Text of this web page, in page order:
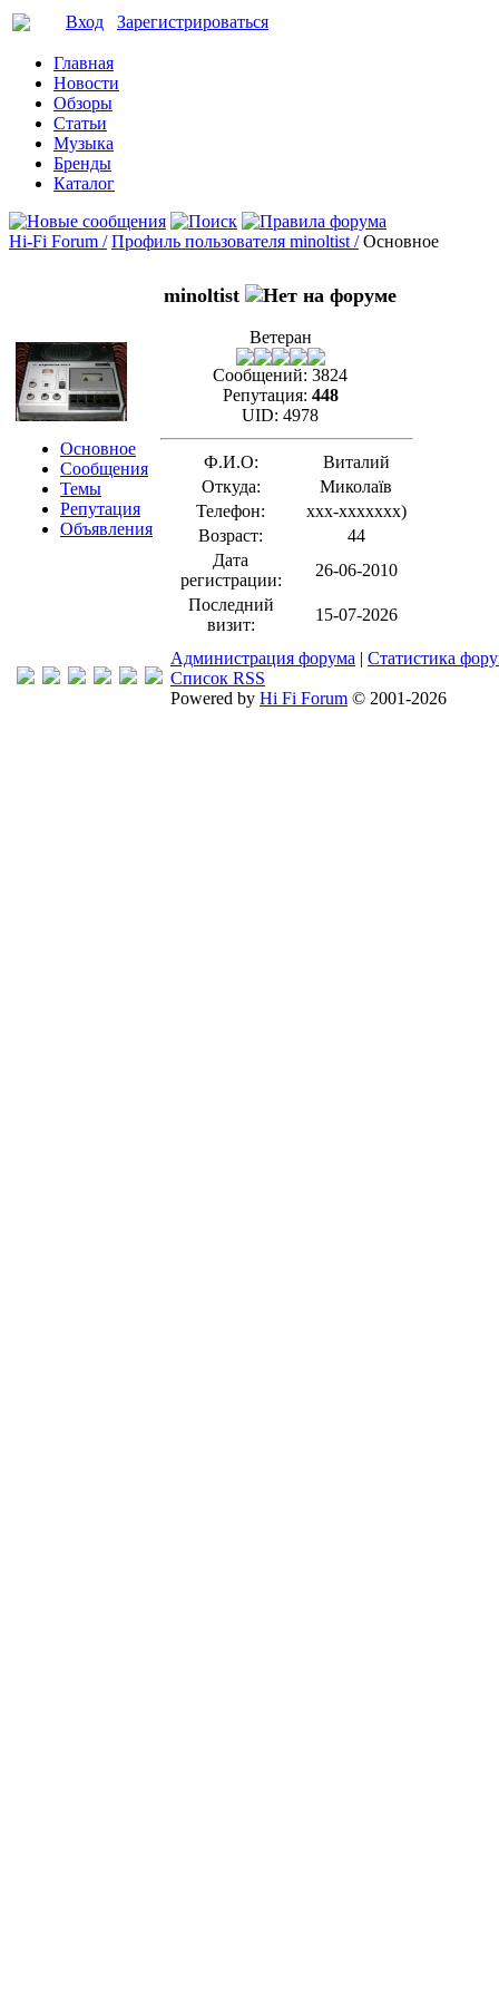
Вход Зарегистрироваться
Главная
Новости
Обзоры
Статьи
Музыка
Бренды
Каталог
Hi-Fi Forum / Профиль пользователя minoltist / Основное
Основное
Сообщения
Темы
Репутация
Объявления
minoltist
Ветеран
Сообщений: 3824
Репутация: 448
UID: 4978
Ф.И.О:
Виталий
Откуда:
Миколаїв
Телефон:
xxx-xxxxxxx)
Возраст:
44
Дата
регистрации:
26-06-2010
Последний
визит:
15-07-2026
Администрация форума | Статистика
Список RSS
Powered by Hi Fi Forum © 2001-2026